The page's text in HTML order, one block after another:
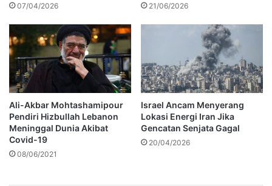
07/04/2026 21/06/2026
Ali-Akbar Mohtashamipour
Pendiri Hizbullah Lebanon
Meninggal Dunia Akibat
Covid-19
08/06/2021
Israel Ancam Menyerang
Lokasi Energi Iran Jika
Gencatan Senjata Gagal
20/04/2026